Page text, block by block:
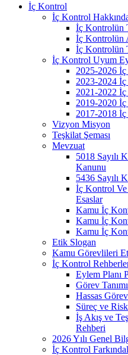
İç Kontrol
İç Kontrol
İç Kontrolün
İç Kontrolün
İç Kontrolün
İç Kontrol Uyum
2025-2026
2023-2024
2021-2022
2019-2020
2017-2018
Vizyon Misyon
Teşkilat Şeması
Mevzuat
5018 Sayılı
Kanunu
5436 Sayılı
İç Kontrol
Esaslar
Kamu İç
Kamu İç
Kamu İç
Etik Slogan
Kamu Görevlileri
İç Kontrol
Eylem Planı
Görev
Hassas
Süreç ve
İş Akış ve
Rehberi
2026 Yılı Genel
İç Kontrol